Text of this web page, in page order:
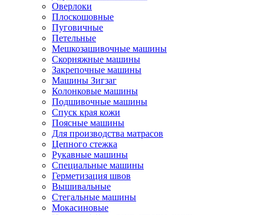
Оверлоки
Плоскошовные
Пуговичные
Петельные
Мешкозашивочные машины
Скорняжные машины
Закрепочные машины
Машины Зигзаг
Колонковые машины
Подшивочные машины
Спуск края кожи
Поясные машины
Для производства матрасов
Цепного стежка
Рукавные машины
Специальные машины
Герметизация швов
Вышивальные
Стегальные машины
Мокасиновые